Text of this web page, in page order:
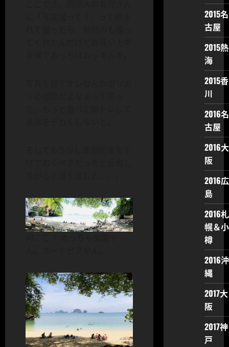
2015名
古屋
2015熱
海
2015香
川
2016名
古屋
2016大
阪
2016広
島
2016札
幌＆小
樽
2016沖
縄
2017大
阪
2017神
戸